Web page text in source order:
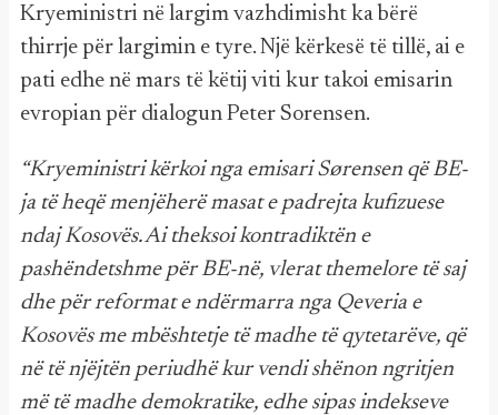
Kryeministri në largim vazhdimisht ka bërë
thirrje për largimin e tyre. Një kërkesë të tillë, ai e
pati edhe në mars të këtij viti kur takoi emisarin
evropian për dialogun Peter Sorensen.
“Kryeministri kërkoi nga emisari Sørensen që BE-
ja të heqë menjëherë masat e padrejta kufizuese
ndaj Kosovës. Ai theksoi kontradiktën e
pashëndetshme për BE-në, vlerat themelore të saj
dhe për reformat e ndërmarra nga Qeveria e
Kosovës me mbështetje të madhe të qytetarëve, që
në të njëjtën periudhë kur vendi shënon ngritjen
më të madhe demokratike, edhe sipas indekseve